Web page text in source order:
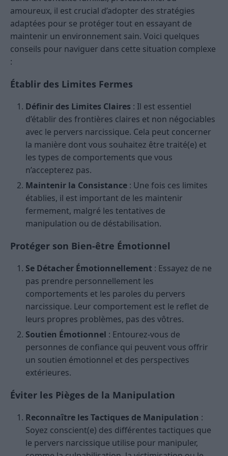
amoureux, il est crucial d’adopter des stratégies
adaptées pour se protéger tout en essayant de
maintenir un environnement sain. Voici quelques
conseils pour naviguer dans cette situation complexe
:
Établir des Limites Fermes
Définir des Limites Claires : Il est essentiel
d’établir des frontières claires et non négociables
avec le pervers narcissique. Cela peut concerner
la manière dont vous souhaitez être traité(e) et
les types de comportements que vous
n’accepterez pas.
Maintenir la Consistance : Une fois ces limites
établies, il est important de les maintenir
fermement, malgré les tentatives de
manipulation ou de déstabilisation.
Protéger son Bien-être Émotionnel
Se Détacher Émotionnellement : Essayez de ne
pas prendre personnellement les
comportements et les paroles du pervers
narcissique. Leur comportement est le reflet de
leurs propres problèmes, pas des vôtres.
Soutien Émotionnel : Entourez-vous de
personnes de confiance qui peuvent vous offrir
un soutien émotionnel et des perspectives
extérieures.
Éviter les Pièges de la Manipulation
Reconnaître les Tactiques de Manipulation :
Soyez conscient(e) des différentes tactiques que
le pervers narcissique utilise pour manipuler,